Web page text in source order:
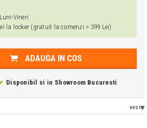
Vineri
la locker (gratuit la comenzi > 399 Lei)
ADAUGA IN COS
Disponibil si in Showroom Bucuresti
vezi